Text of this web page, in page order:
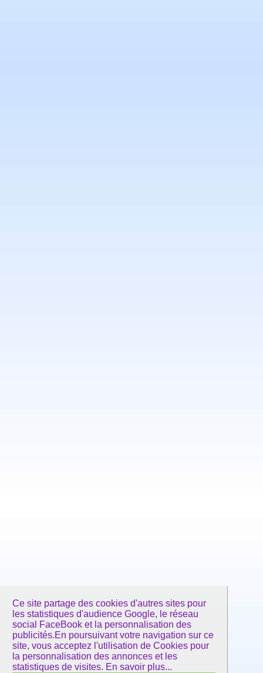
Ce site partage des cookies d'autres sites pour
les statistiques d'audience Google, le réseau
social FaceBook et la personnalisation des
publicités.En poursuivant votre navigation sur ce
site, vous acceptez l'utilisation de Cookies pour
la personnalisation des annonces et les
statistiques de visites. En savoir plus...